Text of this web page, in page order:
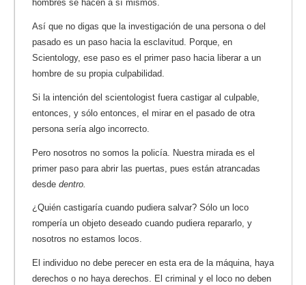
hombres se hacen a sí mismos.
Así que no digas que la investigación de una persona o del
pasado es un paso hacia la esclavitud. Porque, en
Scientology, ese paso es el primer paso hacia liberar a un
hombre de su propia culpabilidad.
Si la intención del scientologist fuera castigar al culpable,
entonces, y sólo entonces, el mirar en el pasado de otra
persona sería algo incorrecto.
Pero nosotros no somos la policía. Nuestra mirada es el
primer paso para abrir las puertas, pues están atrancadas
desde dentro.
¿Quién castigaría cuando pudiera salvar? Sólo un loco
rompería un objeto deseado cuando pudiera repararlo, y
nosotros no estamos locos.
El individuo no debe perecer en esta era de la máquina, haya
derechos o no haya derechos. El criminal y el loco no deben